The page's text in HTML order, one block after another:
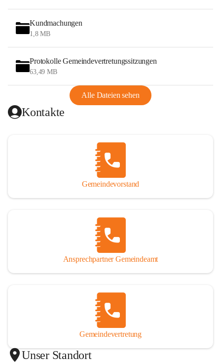
Kundmachungen
1,8 MB
Protokolle Gemeindevertretungssitzungen
63,49 MB
Alle Dateien sehen
Kontakte
Gemeindevorstand
Ansprechpartner Gemeindeamt
Gemeindevertretung
Unser Standort